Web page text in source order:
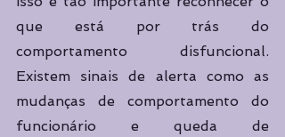
que está por trás do
comportamento disfuncional.
Existem sinais de alerta como as
mudanças de comportamento do
funcionário e queda de